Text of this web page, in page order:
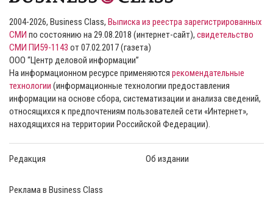
2004-2026, Business Class, Выписка из реестра зарегистрированных
СМИ по состоянию на 29.08.2018 (интернет-сайт), свидетельство
СМИ ПИ59-1143 от 07.02.2017 (газета)
ООО “Центр деловой информации”
На информационном ресурсе применяются рекомендательные
технологии (информационные технологии предоставления
информации на основе сбора, систематизации и анализа сведений,
относящихся к предпочтениям пользователей сети «Интернет»,
находящихся на территории Российской Федерации).
Редакция Об издании
Реклама в Business Class